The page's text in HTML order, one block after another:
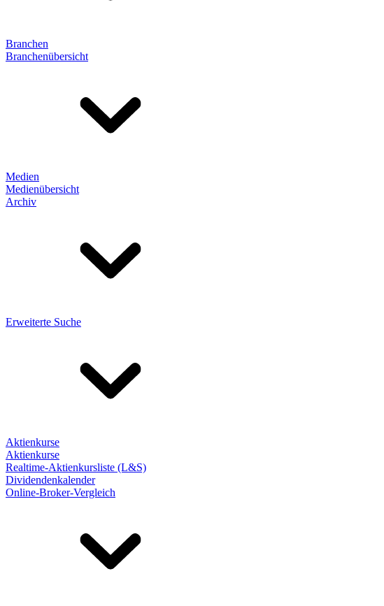
Branchen
Branchenübersicht
Medien
Medienübersicht
Archiv
Erweiterte Suche
Aktienkurse
Aktienkurse
Realtime-Aktienkursliste (L&S)
Dividendenkalender
Online-Broker-Vergleich